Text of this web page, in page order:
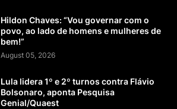
Hildon Chaves: “Vou governar com o
povo, ao lado de homens e mulheres de
bem!”
August 05, 2026
Lula lidera 1º e 2º turnos contra Flávio
Bolsonaro, aponta Pesquisa
Genial/Quaest